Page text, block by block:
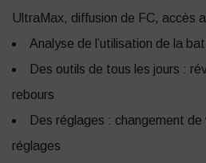
UltraMax, diffusion de FC, accès
Analyse de l’utilisation de la
Des outils de tous les jours :
rebours
Des réglages : changement
réglages